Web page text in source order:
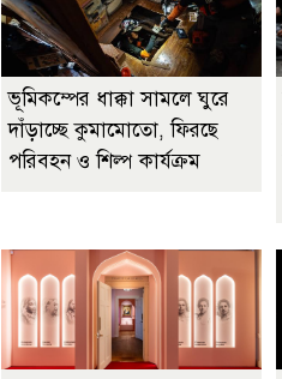
ভূমিকম্পের ধাক্কা সামলে ঘুরে
দাঁড়াচ্ছে কুমামোতো, ফিরছে
পরিবহন ও শিল্প কার্যক্রম